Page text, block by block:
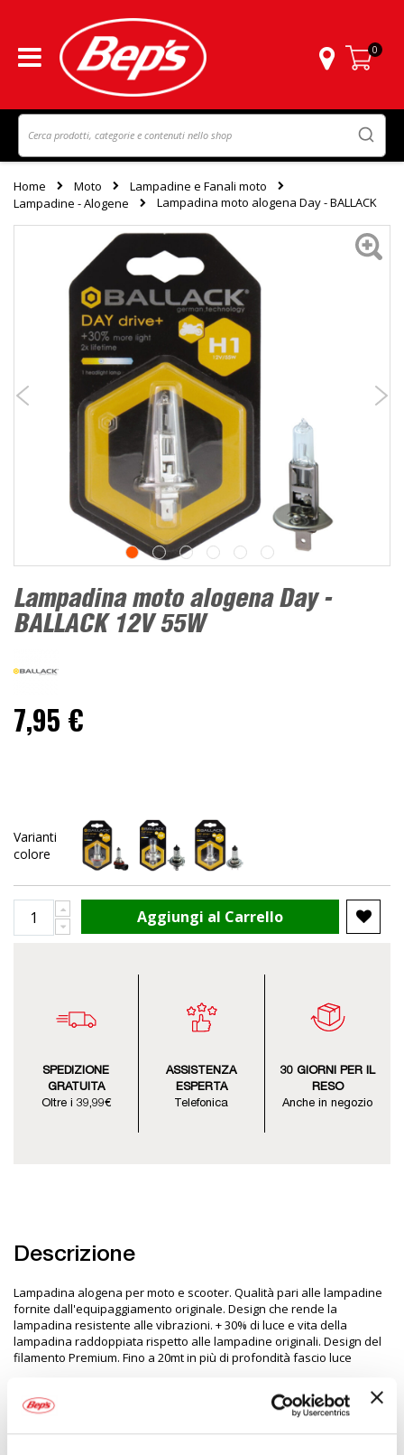
Carrello
0
Home Moto
Lampadine e Fanali moto
Lampadine - Alogene
Lampadina moto alogena Day - BALLACK
Lampadina moto alogena Day -
BALLACK 12V 55W
7,95 €
Varianti
colore
Aggiungi al Carrello
SPEDIZIONE
GRATUITA
Oltre i 39,99€
ASSISTENZA
ESPERTA
Telefonica
30 GIORNI PER IL
RESO
Anche in negozio
Descrizione
Lampadina alogena per moto e scooter. Qualità pari alle lampadine
fornite dall'equipaggiamento originale. Design che rende la
lampadina resistente alle vibrazioni. + 30% di luce e vita della
lampadina raddoppiata rispetto alle lampadine originali. Design del
filamento Premium. Fino a 20mt in più di profondità fascio luce
LISTA APPLICAZIONI LAMPADINE AUTO
INFORMATIVA LAMPADINE VETRO E LED